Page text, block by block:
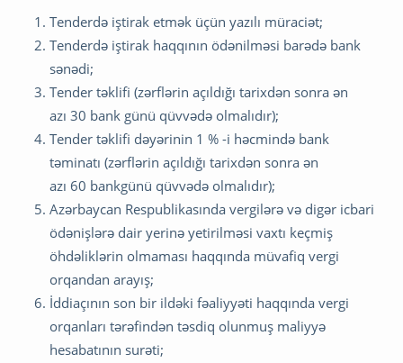
Tenderdə iştirak etmək üçün yazılı müraciət;
Tenderdə iştirak haqqının ödənilməsi barədə bank
sənədi;
Tender təklifi (zərflərin açıldığı tarixdən sonra ən
azı 30 bank günü qüvvədə olmalıdır);
Tender təklifi dəyərinin 1 % -i həcmində bank
təminatı (zərflərin açıldığı tarixdən sonra ən
azı 60 bankgünü qüvvədə olmalıdır);
Azərbaycan Respublikasında vergilərə və digər icbari
ödənişlərə dair yerinə yetirilməsi vaxtı keçmiş
öhdəliklərin olmaması haqqında müvafiq vergi
orqandan arayış;
İddiaçının son bir ildəki fəaliyyəti haqqında vergi
orqanları tərəfindən təsdiq olunmuş maliyyə
hesabatının surəti;